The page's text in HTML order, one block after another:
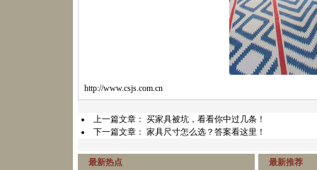
http://www.csjs.com.cn
上一篇文章： 买家具被坑，看看你中过几条！
下一篇文章： 家具尺寸怎么选？答案看这里！
最新热点 最新推荐